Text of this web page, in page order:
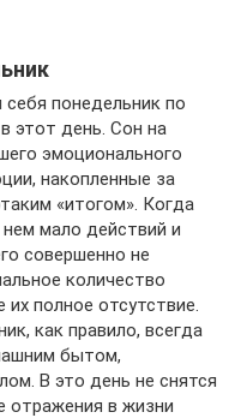
понедельник по
этот день. Сон на
эмоционального
накопленные за
«итогом». Когда
мало действий и
совершенно не
количество
полное отсутствие.
как правило, всегда
бытом,
В это день не снятся
отражения в жизни